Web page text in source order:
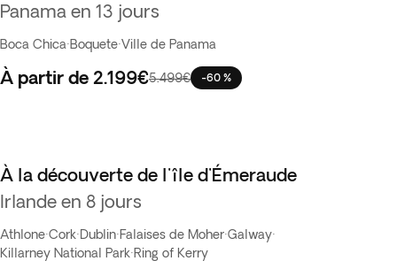
Panama en 13 jours
Boca Chica·Boquete·Ville de Panama
À partir de 2.199€5.499€ -60 %
Vente Flash
À la découverte de l'île d'Émeraude
Irlande en 8 jours
Athlone·Cork·Dublin·Falaises de Moher·Galway·
Killarney National Park·Ring of Kerry